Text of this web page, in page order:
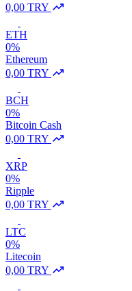
0,00 TRY
ETH
0%
Ethereum
0,00 TRY
BCH
0%
Bitcoin Cash
0,00 TRY
XRP
0%
Ripple
0,00 TRY
LTC
0%
Litecoin
0,00 TRY